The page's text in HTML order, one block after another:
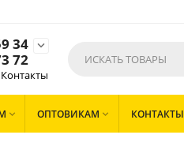
34
72

Контакты
 ОПТОВИКАМ  КОНТАКТЫ